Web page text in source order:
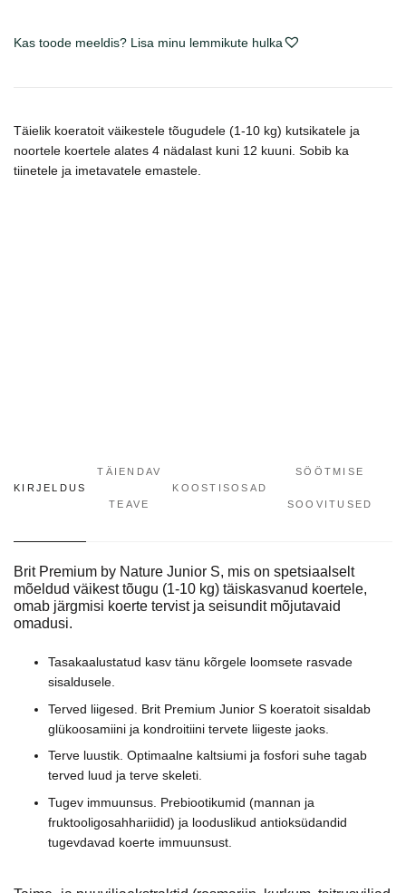
S
kogus
Kas toode meeldis? Lisa minu lemmikute hulka
Täielik koeratoit väikestele tõugudele (1-10 kg) kutsikatele ja
noortele koertele alates 4 nädalast kuni 12 kuuni. Sobib ka
tiinetele ja imetavatele emastele.
KIRJELDUS
TÄIENDAV
TEAVE
KOOSTISOSAD
SÖÖTMISE
SOOVITUSED
Brit Premium by Nature Junior S, mis on spetsiaalselt
mõeldud väikest tõugu (1-10 kg) täiskasvanud koertele,
omab järgmisi koerte tervist ja seisundit mõjutavaid
omadusi.
Tasakaalustatud kasv tänu kõrgele loomsete rasvade
sisaldusele.
Terved liigesed. Brit Premium Junior S koeratoit sisaldab
glükoosamiini ja kondroitiini tervete liigeste jaoks.
Terve luustik. Optimaalne kaltsiumi ja fosfori suhe tagab
terved luud ja terve skeleti.
Tugev immuunsus. Prebiootikumid (mannan ja
fruktooligosahhariidid) ja looduslikud antioksüdandid
tugevdavad koerte immuunsust.